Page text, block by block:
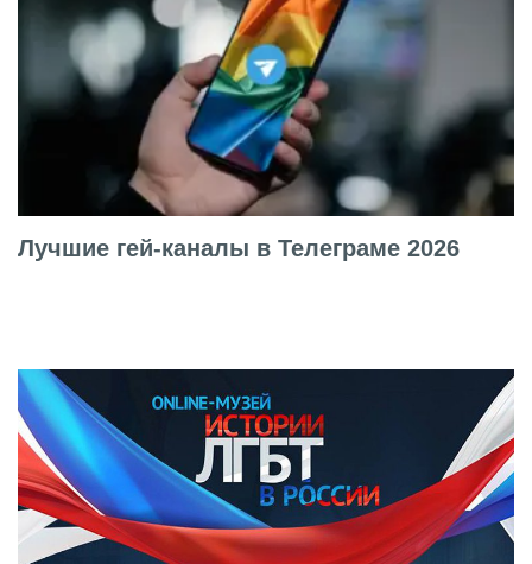
Лучшие гей-каналы в Телеграме 2026